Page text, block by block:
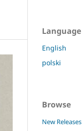
Language
English
polski
Browse
New Releases